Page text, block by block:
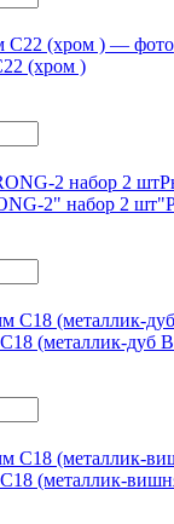
(хром )
2" набор 2
(металлик-дуб
(металлик-